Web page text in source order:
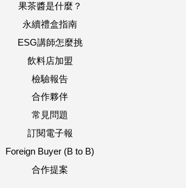
果茶醬是什麼？
永續禮盒指南
ESG講師怎麼挑
飲料店加盟
檢驗報告
合作夥伴
常見問題
訂閱電子報
Foreign Buyer (B to B)
合作提案